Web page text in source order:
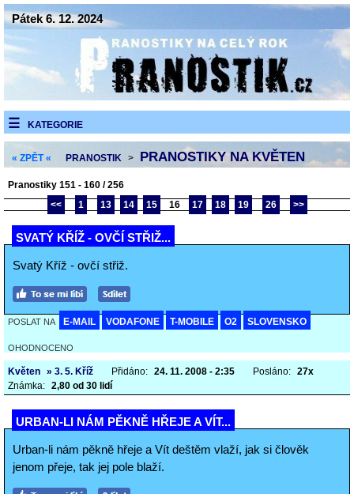
Pátek 6. 12. 2024
KATEGORIE
« ZPĚT « PRANOSTIK > PRANOSTIKY NA KVĚTEN
Pranostiky 151 - 160 / 256
<<
1 13 14 15 16 17 18 19 26 >>
SVATÝ KŘÍŽ - OVČÍ STŘIŽ...
Svatý Kříž - ovčí střiž.
POSLAT NA E-MAIL VODAFONE T-MOBILE O2 SLOVENSKO
OHODNOCENO
Květen » 3. 5. Kříž Přidáno: 24. 11. 2008 - 2:35 Posláno: 27x
Známka: 2,80 od 30 lidí
URBAN-LI NÁM PĚKNĚ HŘEJE A VÍT...
Urban-li nám pěkně hřeje a Vít deštěm vlaží, jak si člověk
jenom přeje, tak jej pole blaží.